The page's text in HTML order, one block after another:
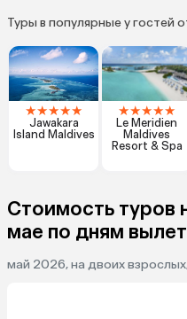
Туры в популярные у гостей
★★★★★
Jawakara
Island Maldives
★★★★★
Le Meridien
Maldives
Resort & Spa
Стоимость туров
мае по дням
май 2026, на двоих